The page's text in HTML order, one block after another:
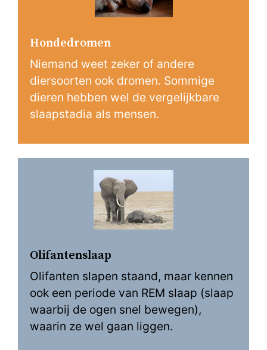
Hondedromen
Niemand weet zeker of andere
diersoorten ook dromen. Sommige
dieren hebben wel de vergelijkbare
slaapstadia als mensen.
Olifantenslaap
Olifanten slapen staand, maar kennen
ook een periode van REM slaap (slaap
waarbij de ogen snel bewegen),
waarin ze wel gaan liggen.